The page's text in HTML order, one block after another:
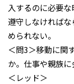
入するのに必要
遵守しなければ
められない。
＜問3＞移動に関
か。仕事や親族に
＜レッド＞